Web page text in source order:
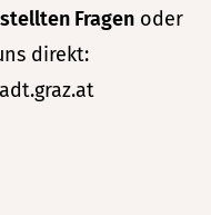
Fragenoder
direkt: